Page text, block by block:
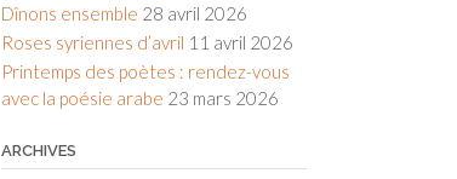
Dînons ensemble 28 avril 2026
Roses syriennes d’avril 11 avril 2026
Printemps des poètes : rendez-vous
avec la poésie arabe 23 mars 2026
ARCHIVES